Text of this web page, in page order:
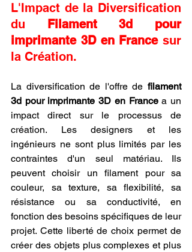
L'Impact de la Diversification
du
Filament 3d pour
imprimante 3D en France sur
la Création.
La diversification de l'offre de filament
3d pour imprimante 3D en France a un
impact direct sur le processus de
création. Les designers et les
ingénieurs ne sont plus limités par les
contraintes d'un seul matériau. Ils
peuvent choisir un filament pour sa
couleur, sa texture, sa flexibilité, sa
résistance ou sa conductivité, en
fonction des besoins spécifiques de leur
projet. Cette liberté de choix permet de
créer des objets plus complexes et plus